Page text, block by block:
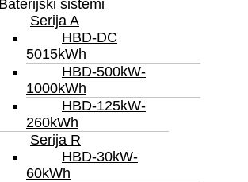
Baterijski sistemi
Serija A
HBD-DC
5015kWh
HBD-500kW-
1000kWh
HBD-125kW-
260kWh
Serija R
HBD-30kW-
60kWh